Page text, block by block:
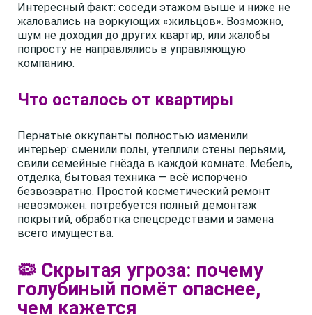
Интересный факт: соседи этажом выше и ниже не
жаловались на воркующих «жильцов». Возможно,
шум не доходил до других квартир, или жалобы
попросту не направлялись в управляющую
компанию.
Что осталось от квартиры
Пернатые оккупанты полностью изменили
интерьер: сменили полы, утеплили стены перьями,
свили семейные гнёзда в каждой комнате. Мебель,
отделка, бытовая техника — всё испорчено
безвозвратно. Простой косметический ремонт
невозможен: потребуется полный демонтаж
покрытий, обработка спецсредствами и замена
всего имущества.
🦠 Скрытая угроза: почему
голубиный помёт опаснее,
чем кажется